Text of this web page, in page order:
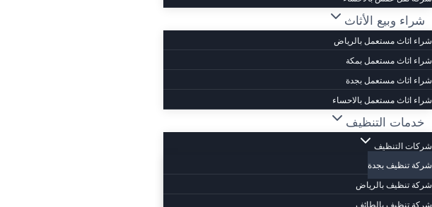
شراء وبيع الأثاث
شراء اثاث مستعمل بالرياض
شراء اثاث مستعمل بمكة
شراء اثاث مستعمل بجدة
شراء اثاث مستعمل بالاحساء
خدمات التنظيف
شركات التنظيف
شركة تنظيف بجدة
شركة تنظيف بالرياض
شركة تنظيف بالطائف